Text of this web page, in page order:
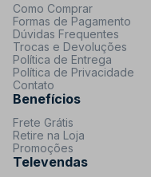
Como Comprar
Formas de Pagamento
Dúvidas Frequentes
Trocas e Devoluções
Política de Entrega
Política de Privacidade
Contato
Benefícios
Frete Grátis
Retire na Loja
Promoções
Televendas